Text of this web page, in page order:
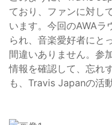
ており、ファンに対し
います。今回のAWAラ
られ、音楽愛好者にと
間違いありません。参
情報を確認して、忘れ
も、Travis Japanの活